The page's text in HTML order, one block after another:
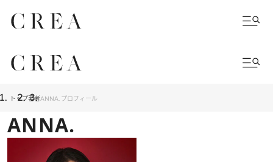
トップ著者ANNA. プロフィール
ANNA.